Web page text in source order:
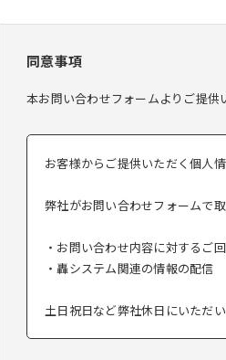
同意事項
本お問い合わせフォームよりご提供
お客様からご提供いただく個人
弊社がお問い合わせフォームで
・お問い合わせ内容に対するご
・轟システム関連の情報の配信
土日祝日など弊社休日にいただ